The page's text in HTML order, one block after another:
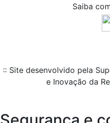
Saiba
:: Site desenvolvido pela
e Inovação da